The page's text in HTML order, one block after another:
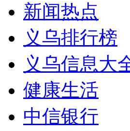
新闻热点
义乌排行榜
义乌信息大
健康生活
中信银行